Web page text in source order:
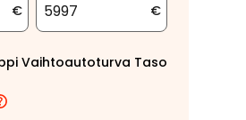
€
€
Vaihtoautoturva Taso